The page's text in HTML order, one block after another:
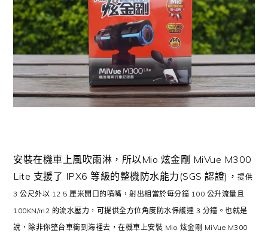
安裝在機車上風吹雨淋，所以Mio 炫金剛 MiVue M300
Lite 支援了 IPX6 等級的整機防水能力(SGS 認證)，提供
3 公尺外以 12.5 厘米開口的噴嘴，射出相當於每分鐘 100 公升流量且
100KN/m2 的流水壓力，可提供全方位角度防水保護達 3 分鐘。也就是
說 ，除非你整台車衝到海裡去 ，在機車上安裝 Mio 炫金剛 MiVue M300